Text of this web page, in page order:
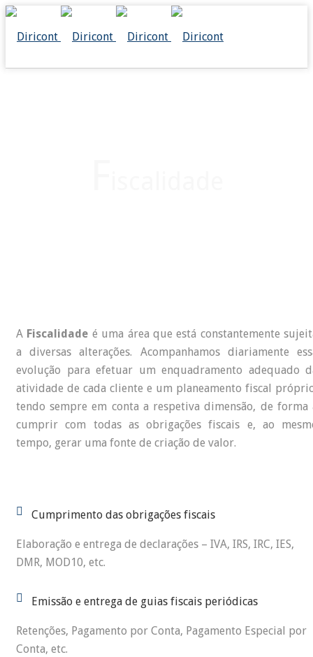
A Fiscalidade é uma área que está constantemente
a diversas alterações. Acompanhamos diariamente
evolução para efetuar um enquadramento adequado
atividade de cada cliente e um planeamento fiscal
tendo sempre em conta a respetiva dimensão, de forma
cumprir com todas as obrigações fiscais e, ao
tempo, gerar uma fonte de criação de valor.
Cumprimento das obrigações fiscais
Elaboração e entrega de declarações – IVA, IRS, IRC, IES,
DMR, MOD10, etc.
Emissão e entrega de guias fiscais periódicas
Retenções, Pagamento por Conta, Pagamento Especial por
Conta, etc.